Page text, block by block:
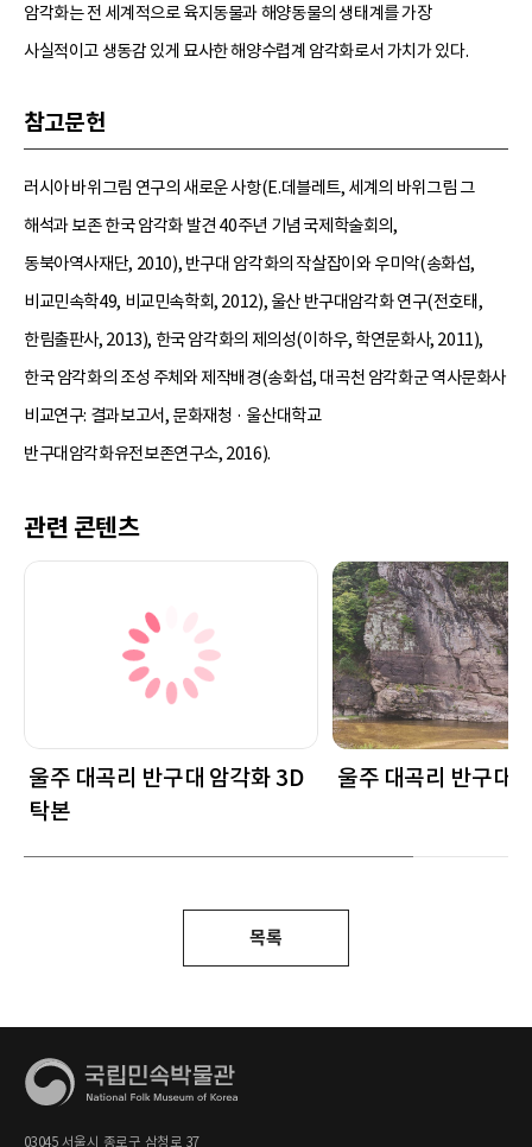
암각화는 전 세계적으로 육지동물과 해양동물의 생태계를 가장
사실적이고 생동감 있게 묘사한 해양수렵계 암각화로서 가치가 있다.
참고문헌
러시아 바위그림 연구의 새로운 사항(E.데블레트, 세계의 바위그림 그
해석과 보존 한국 암각화 발견 40주년 기념 국제학술회의,
동북아역사재단, 2010), 반구대 암각화의 작살잡이와 우미악(송화섭,
비교민속학49, 비교민속학회, 2012), 울산 반구대암각화 연구(전호태,
한림출판사, 2013), 한국 암각화의 제의성(이하우, 학연문화사, 2011),
한국 암각화의 조성 주체와 제작배경(송화섭, 대곡천 암각화군 역사문화사
비교연구: 결과보고서, 문화재청 · 울산대학교
반구대암각화유전보존연구소, 2016).
관련 콘텐츠
울주 대곡리 반구대 암각화 3D
탁본
울주 대곡리 반구대
목록
03045 서울시 종로구 삼청로 37